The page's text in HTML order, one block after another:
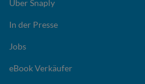
Über Snaply
In der Presse
Jobs
eBook Verkäufer